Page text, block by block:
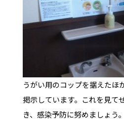
うがい用のコップを据えたほ
掲示しています。これを見て
き、感染予防に努めましょう。